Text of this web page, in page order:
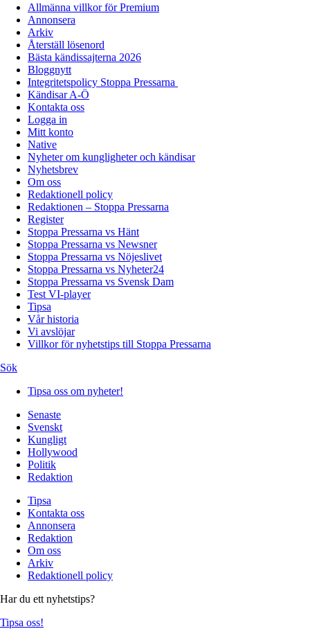
Allmänna villkor för Premium
Annonsera
Arkiv
Återställ lösenord
Bästa kändissajterna 2026
Bloggnytt
Integritetspolicy Stoppa Pressarna
Kändisar A-Ö
Kontakta oss
Logga in
Mitt konto
Native
Nyheter om kungligheter och kändisar
Nyhetsbrev
Om oss
Redaktionell policy
Redaktionen – Stoppa Pressarna
Register
Stoppa Pressarna vs Hänt
Stoppa Pressarna vs Newsner
Stoppa Pressarna vs Nöjeslivet
Stoppa Pressarna vs Nyheter24
Stoppa Pressarna vs Svensk Dam
Test VI-player
Tipsa
Vår historia
Vi avslöjar
Villkor för nyhetstips till Stoppa Pressarna
Sök
Tipsa oss om nyheter!
Senaste
Svenskt
Kungligt
Hollywood
Politik
Redaktion
Tipsa
Kontakta oss
Annonsera
Redaktion
Om oss
Arkiv
Redaktionell policy
Har du ett nyhetstips?
Tipsa oss!